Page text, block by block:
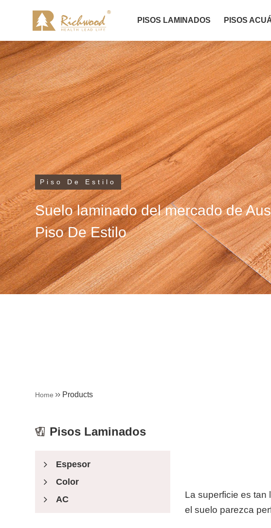
PISOS LAMINADOS PISOS
Piso De Estilo
Suelo laminado del mercado de
Piso De Estilo
Home Products
Pisos Laminados
Espesor
Color
AC
La superficie es tan
el suelo parezca